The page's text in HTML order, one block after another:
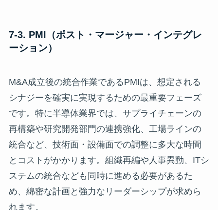
7-3. PMI（ポスト・マージャー・インテグレ
ーション）
M&A成立後の統合作業であるPMIは、想定される
シナジーを確実に実現するための最重要フェーズ
です。特に半導体業界では、サプライチェーンの
再構築や研究開発部門の連携強化、工場ラインの
統合など、技術面・設備面での調整に多大な時間
とコストがかかります。組織再編や人事異動、ITシ
ステムの統合なども同時に進める必要があるた
め、綿密な計画と強力なリーダーシップが求めら
れます。